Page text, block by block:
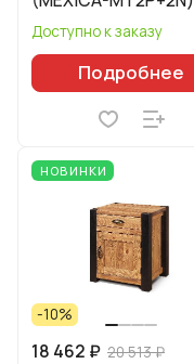
Доступно к заказу
Подробнее
НОВИНКИ
-10%
18 462 ₽ 20 513 ₽